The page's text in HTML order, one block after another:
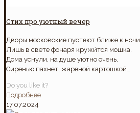
Стих про уютный вечер
Дворы московские пустеют ближе к ночи,
Лишь в свете фонаря кружи́тся мошка.
Дома уснули, на душе уютно очень,
Сиренью пахнет, жареной картошкой…
Do you like it?
Подробнее
17.07.2024